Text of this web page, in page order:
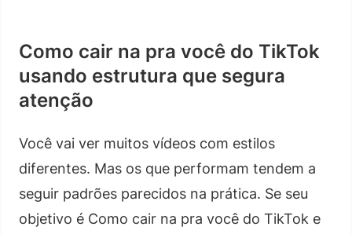
Como cair na pra você do TikTok
usando estrutura que segura
atenção
Você vai ver muitos vídeos com estilos
diferentes. Mas os que performam tendem a
seguir padrões parecidos na prática. Se seu
objetivo é Como cair na pra você do TikTok e